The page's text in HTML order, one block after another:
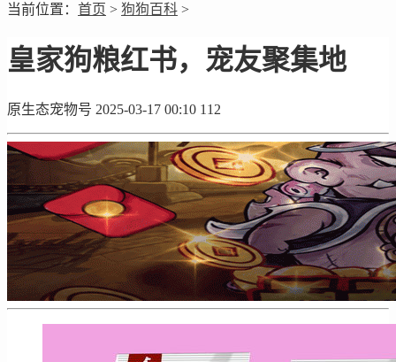
当前位置： 首页 > 狗狗百科 >
皇家狗粮红书，宠友聚集地
原生态宠物号 2025-03-17 00:10 112